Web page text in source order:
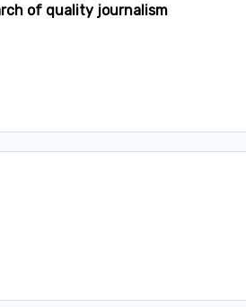
of quality journalism